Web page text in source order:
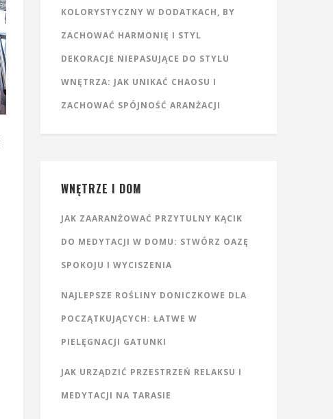
KOLORYSTYCZNY W DODATKACH, BY
ZACHOWAĆ HARMONIĘ I STYL
DEKORACJE NIEPASUJĄCE DO STYLU
WNĘTRZA: JAK UNIKAĆ CHAOSU I
ZACHOWAĆ SPÓJNOŚĆ ARANŻACJI
WNĘTRZE I DOM
JAK ZAARANŻOWAĆ PRZYTULNY KĄCIK
DO MEDYTACJI W DOMU: STWÓRZ OAZĘ
SPOKOJU I WYCISZENIA
NAJLEPSZE ROŚLINY DONICZKOWE DLA
POCZĄTKUJĄCYCH: ŁATWE W
PIELĘGNACJI GATUNKI
JAK URZĄDZIĆ PRZESTRZEŃ RELAKSU I
MEDYTACJI NA TARASIE